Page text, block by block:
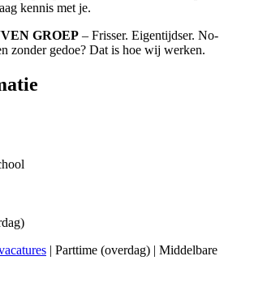
kennis met je.
GROEP – Frisser. Eigentijdser. No-
zonder gedoe? Dat is hoe wij werken.
| Parttime (overdag) | Middelbare